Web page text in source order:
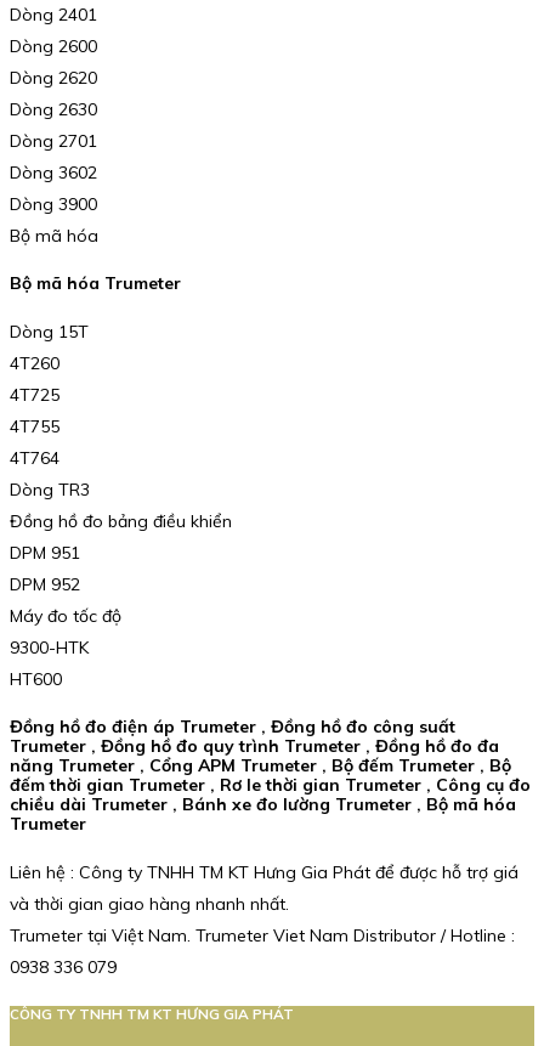
Dòng 2401
Dòng 2600
Dòng 2620
Dòng 2630
Dòng 2701
Dòng 3602
Dòng 3900
Bộ mã hóa
Bộ mã hóa Trumeter
Dòng 15T
4T260
4T725
4T755
4T764
Dòng TR3
Đồng hồ đo bảng điều khiển
DPM 951
DPM 952
Máy đo tốc độ
9300-HTK
HT600
Đồng hồ đo điện áp Trumeter , Đồng hồ đo công suất
Trumeter , Đồng hồ đo quy trình Trumeter , Đồng hồ đo đa
năng Trumeter , Cổng APM Trumeter , Bộ đếm Trumeter , Bộ
đếm thời gian Trumeter , Rơ le thời gian Trumeter , Công cụ đo
chiều dài Trumeter , Bánh xe đo lường Trumeter , Bộ mã hóa
Trumeter
Liên hệ : Công ty TNHH TM KT Hưng Gia Phát để được hỗ trợ giá
và thời gian giao hàng nhanh nhất.
Trumeter tại Việt Nam. Trumeter Viet Nam Distributor / Hotline :
0938 336 079
CÔNG TY TNHH TM KT HƯNG GIA PHÁT